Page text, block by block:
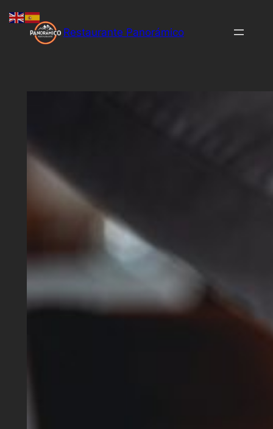
Saltar
contenido
Restaurante Panorámico